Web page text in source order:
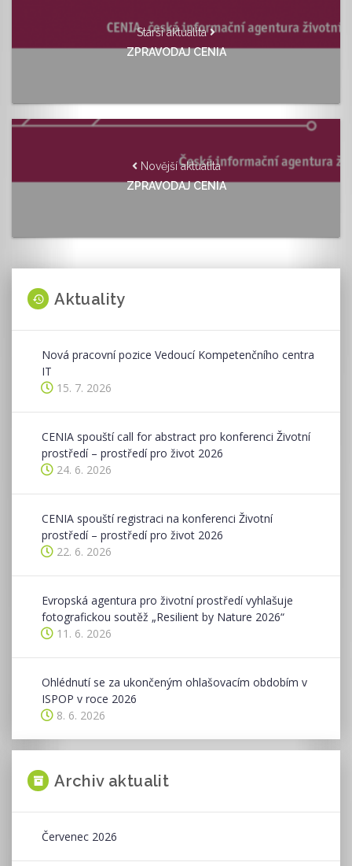
Starší aktualita
ZPRAVODAJ CENIA
Novější aktualita
ZPRAVODAJ CENIA
Aktuality
Nová pracovní pozice Vedoucí Kompetenčního centra
IT
15. 7. 2026
CENIA spouští call for abstract pro konferenci Životní
prostředí – prostředí pro život 2026
24. 6. 2026
CENIA spouští registraci na konferenci Životní
prostředí – prostředí pro život 2026
22. 6. 2026
Evropská agentura pro životní prostředí vyhlašuje
fotografickou soutěž „Resilient by Nature 2026“
11. 6. 2026
Ohlédnutí se za ukončeným ohlašovacím obdobím v
ISPOP v roce 2026
8. 6. 2026
Archiv aktualit
Červenec 2026